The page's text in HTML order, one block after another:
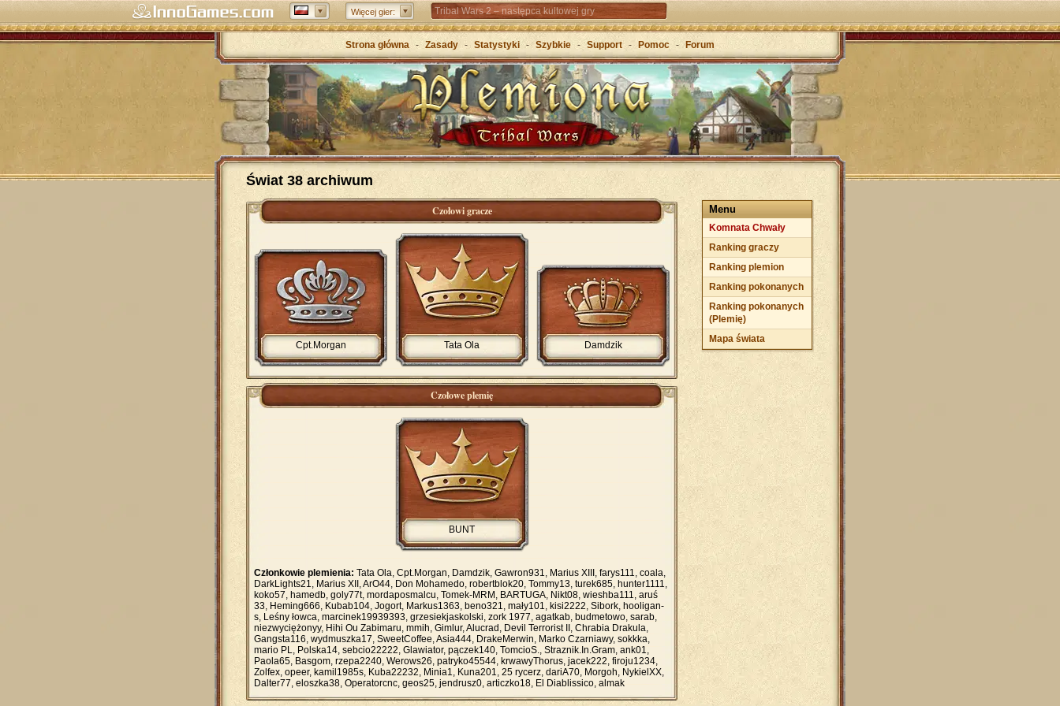
Więcej gier: Tribal Wars 2 – następca kultowej gry
Forge of Empires – Strategia o epokach cywilizacji
Grepolis – Wznieś imperium w antycznej Grecji
Strona główna - Zasady - Statystyki - Szybkie - Support - Pomoc - Forum
Świat 38 archiwum
Menu
Komnata Chwały
Ranking graczy
Ranking plemion
Ranking pokonanych
Ranking pokonanych
(Plemię)
Mapa świata
Czołowi gracze
Tata Ola
Cpt.Morgan Damdzik
Czołowe plemię
BUNT
Członkowie plemienia: Tata Ola, Cpt.Morgan, Damdzik, Gawron931, Marius XIII, farys111, coala,
DarkLights21, Marius XII, ArO44, Don Mohamedo, robertblok20, Tommy13, turek685, hunter1111,
koko57, hamedb, goly77t, mordaposmalcu, Tomek-MRM, BARTUGA, Nikt08, wieshba111, aruś
33, Heming666, Kubab104, Jogort, Markus1363, beno321, mały101, kisi2222, Sibork, hooligan-
s, Leśny łowca, marcinek19939393, grzesiekjaskolski, zork 1977, agatkab, budmetowo, sarab,
niezwyciężonyy, Hihi Ou Zabimaru, mmih, Gimlur, Alucrad, Devil Terrorist II, Chrabia Drakula,
Gangsta116, wydmuszka17, SweetCoffee, Asia444, DrakeMerwin, Marko Czarniawy, sokkka,
mario PL, Polska14, sebcio22222, Glawiator, pączek140, TomcioS., Straznik.In.Gram, ank01,
Paola65, Basgom, rzepa2240, Werows26, patryko45544, krwawyThorus, jacek222, firoju1234,
Zolfex, opeer, kamil1985s, Kuba22232, Minia1, Kuna201, 25 rycerz, dariA70, Morgoh, NykielXX,
Dalter77, eloszka38, Operatorcnc, geos25, jendrusz0, articzko18, El Diablissico, almak